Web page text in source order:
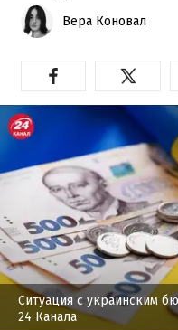
Вера Коновал
Ситуация с украинским
24 Канала